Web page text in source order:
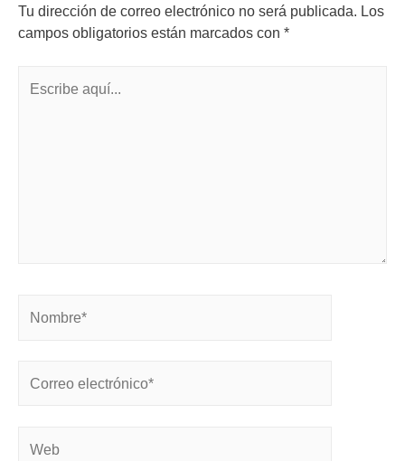
Tu dirección de correo electrónico no será publicada. Los
campos obligatorios están marcados con *